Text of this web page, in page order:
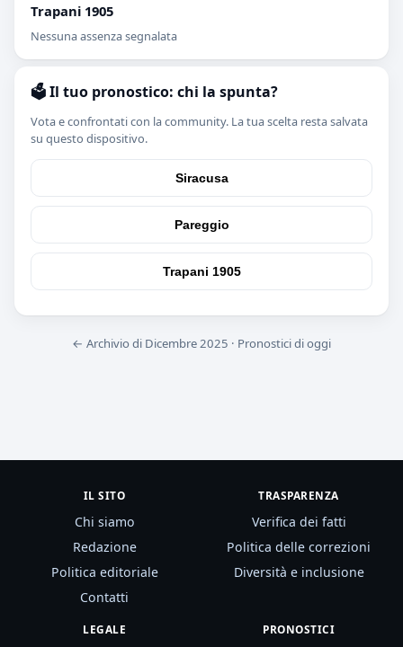
Trapani 1905
Nessuna assenza segnalata
🗳️ Il tuo pronostico: chi la spunta?
Vota e confrontati con la community. La tua scelta resta salvata
su questo dispositivo.
Siracusa
Pareggio
Trapani 1905
← Archivio di Dicembre 2025 · Pronostici di oggi
IL SITO
Chi siamo
Redazione
Politica editoriale
Contatti
TRASPARENZA
Verifica dei fatti
Politica delle correzioni
Diversità e inclusione
LEGALE PRONOSTICI